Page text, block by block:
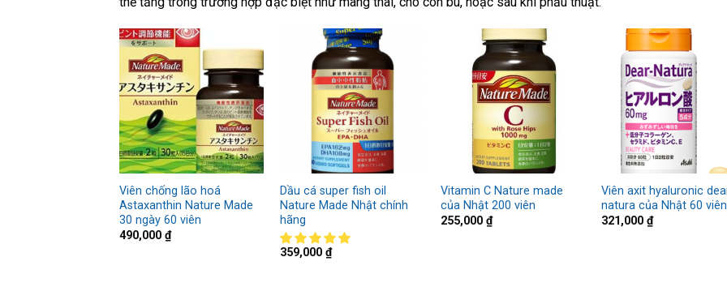
Viên chống lão hoá
Astaxanthin Nature Made
30 ngày 60 viên
490,000 ₫
Dầu cá super fish oil
Nature Made Nhật chính
hãng
359,000 ₫
Vitamin C Nature made
của Nhật 200 viên
255,000₫
Viên axit hyaluronic
natura của Nhật 60 viên
321,000₫